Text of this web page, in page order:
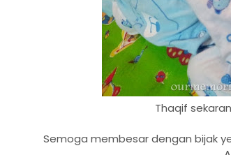
Thaqif
Semoga membesar dengan bijak